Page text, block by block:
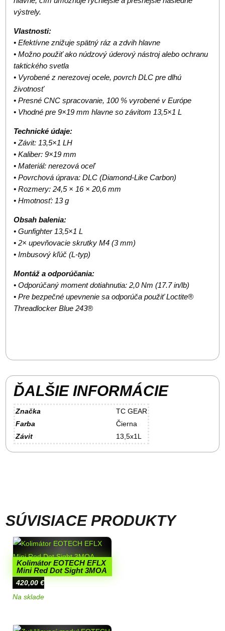
výstrely.
Vlastnosti:
• Efektívne znižuje spätný ráz a zdvih hlavne
• Možno použiť ako núdzový úderový nástroj alebo ochranu
taktického svetla
• Vyrobené z nerezovej ocele, povrch DLC pre dlhú
životnosť
• Presné CNC spracovanie, 100 % vyrobené v Európe
• Vhodné pre 9×19 mm hlavne so závitom 13,5×1 L
Technické údaje:
• Závit: 13,5×1 LH
• Kaliber: 9×19 mm
• Materiál: nerezová oceľ
• Povrchová úprava: DLC (Diamond-Like Carbon)
• Rozmery: 24,5 × 16 × 20,6 mm
• Hmotnosť: 13 g
Obsah balenia:
• Gunfighter 13,5×1 L
• 2× upevňovacie skrutky M4 (3 mm)
• Imbusový kľúč (L-typ)
Montáž a odporúčania:
• Odporúčaný moment dotiahnutia: 2,0 Nm (17.7 in/lb)
• Pre bezpečné upevnenie sa odporúča použiť Loctite®
Threadlocker Blue 243®
ĎALŠIE INFORMÁCIE
Značka
TC GEAR
Farba
Čierna
Závit
13,5x1L
SÚVISIACE PRODUKTY
Kolimátor EOTECH EFLX
Mini Red Dot Sight 3MOA
420,00€
Na sklade